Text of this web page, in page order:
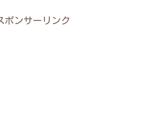
ポンサーリンク